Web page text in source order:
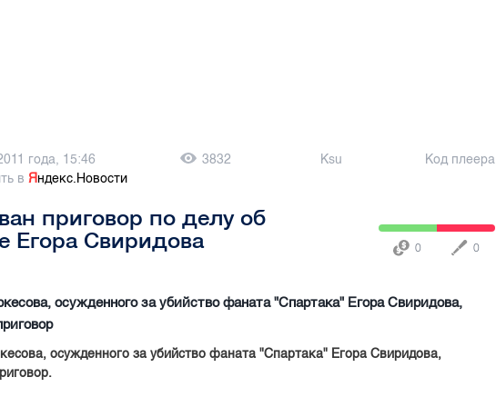
года, 15:46 3832 Ksu
Код плеера
вЯндекс.Новости
приговор по делу об
Егора Свиридова
0 0
осужденного за убийство фаната "Спартака" Егора Свиридова,
осужденного за убийство фаната "Спартака" Егора Свиридова,